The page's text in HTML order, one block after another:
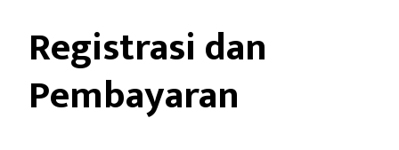
Registrasi dan
Pembayaran